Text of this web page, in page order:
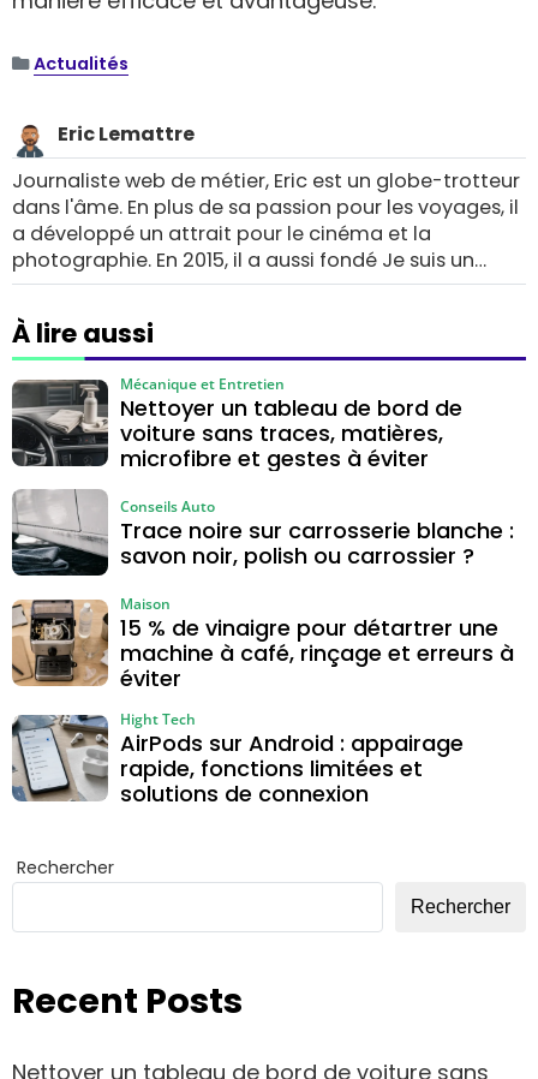
Actualités
Eric Lemattre
Journaliste web de métier, Eric est un globe-trotteur
dans l'âme. En plus de sa passion pour les voyages, il
a développé un attrait pour le cinéma et la
photographie. En 2015, il a aussi fondé Je suis un
gameur.com, un blog unique dédié aux jeux vidéo.
À lire aussi
Nettoyer un tableau de bord de
voiture sans traces, matières,
microfibre et gestes à éviter
Mécanique et Entretien
Trace noire sur carrosserie blanche :
savon noir, polish ou carrossier ?
Conseils Auto
15 % de vinaigre pour détartrer une
machine à café, rinçage et erreurs à
éviter
Maison
AirPods sur Android : appairage
rapide, fonctions limitées et
solutions de connexion
Hight Tech
Rechercher
Rechercher
Recent Posts
Nettoyer un tableau de bord de voiture sans